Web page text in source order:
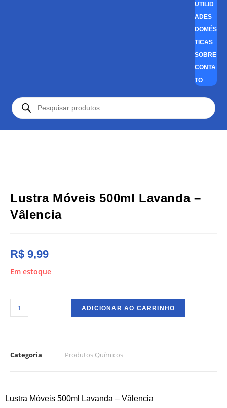
UTILID
ADES
DOMÉS
TICAS
SOBRE
CONTA
TO
Lustra Móveis 500ml Lavanda –
Vâlencia
R$ 9,99
Em estoque
ADICIONAR AO CARRINHO
Categoria Produtos Químicos
Lustra Móveis 500ml Lavanda – Vâlencia